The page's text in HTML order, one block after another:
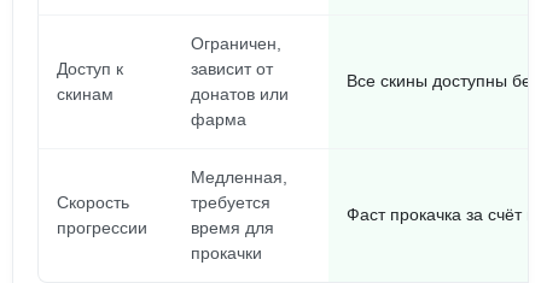
Доступ к
скинам
Ограничен,
зависит от
донатов или
фарма
Все скины доступны
Скорость
прогрессии
Медленная,
требуется
время для
прокачки
Фаст прокачка за счёт